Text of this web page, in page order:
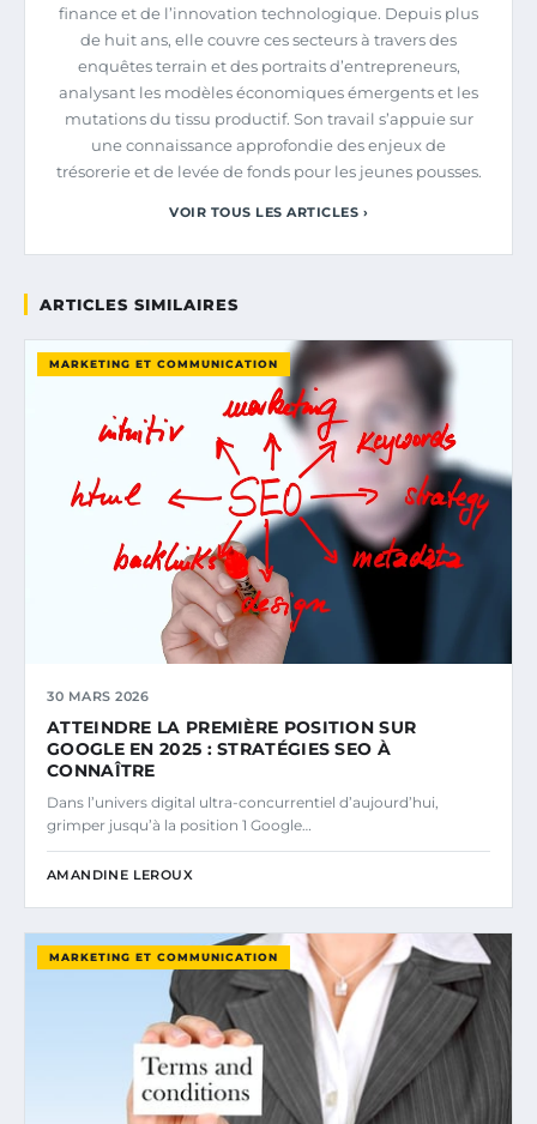
finance et de l’innovation technologique. Depuis plus
de huit ans, elle couvre ces secteurs à travers des
enquêtes terrain et des portraits d’entrepreneurs,
analysant les modèles économiques émergents et les
mutations du tissu productif. Son travail s’appuie sur
une connaissance approfondie des enjeux de
trésorerie et de levée de fonds pour les jeunes pousses.
VOIR TOUS LES ARTICLES ›
ARTICLES SIMILAIRES
MARKETING ET COMMUNICATION
30 MARS 2026
ATTEINDRE LA PREMIÈRE POSITION SUR
GOOGLE EN 2025 : STRATÉGIES SEO À
CONNAÎTRE
Dans l’univers digital ultra-concurrentiel d’aujourd’hui,
grimper jusqu’à la position 1 Google…
AMANDINE LEROUX
MARKETING ET COMMUNICATION